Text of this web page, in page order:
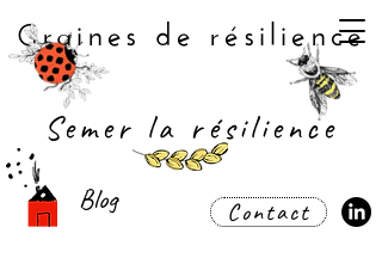
Semer la résilience
Graines de résilience
Contact
Blog